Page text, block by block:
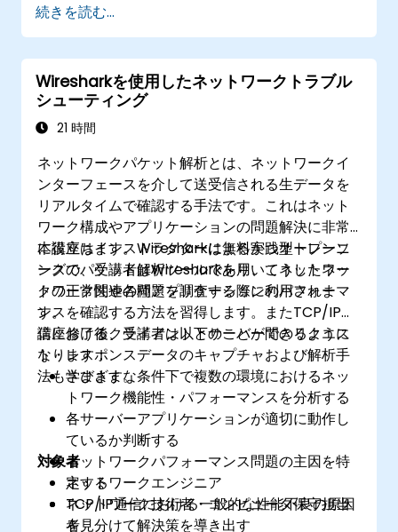
ネットワークフォレンジック技術を用いてセ
キュリティ上の懸念点を追跡・検出する
続きを読む...
Wiresharkを使用したネットワークトラブル
シューティング
21 時間
ネットワークパケット解析とは、ネットワークイ
ンターフェースを介して送受信される生データを
リアルタイムで確認する手法です。これはネット
ワーク構成やアプリケーションの問題解決に非常
に役立ちます。Wiresharkは無料かつオープンソ
ースのパケット解析ツールであり、こうしたネッ
トワーク関連の問題を調査する際に利用されま
す。
本講座はインストラクターによる実践型トレーニ
ングで、受講者はWiresharkを用いてネットワー
クの正常性や各種アプリケーションのパフォーマ
ンスを確認する方法を習得します。またTCP/IP通
信におけるクライアントとサーバー間のリクエス
ト・レスポンスデータのキャプチャおよび解析手
法も学びます。
講座修了後、受講者は以下のことができるように
なります：
さまざまな条件下で複数の環境におけるネッ
トワーク機能性・パフォーマンスを分析する
各サーバーアプリケーションが適切に動作し
ているか判断する
ネットワークパフォーマンス問題の主因を特
定する
TCP/IP通信における一般的な性能不良の原因
を見分けて解決策を導き出す
対象者
ネットワークエンジニア
ネットワーク技術者・コンピュータ保守担当
者